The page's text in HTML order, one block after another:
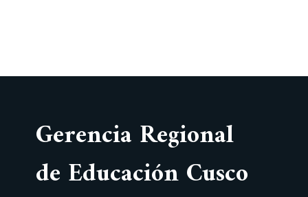
Gerencia Regional
de Educación Cusco